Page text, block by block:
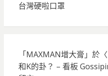
台灣硬啦口罩
「MAXMAN增大膏 」於〈
和K的卦？ – 看板